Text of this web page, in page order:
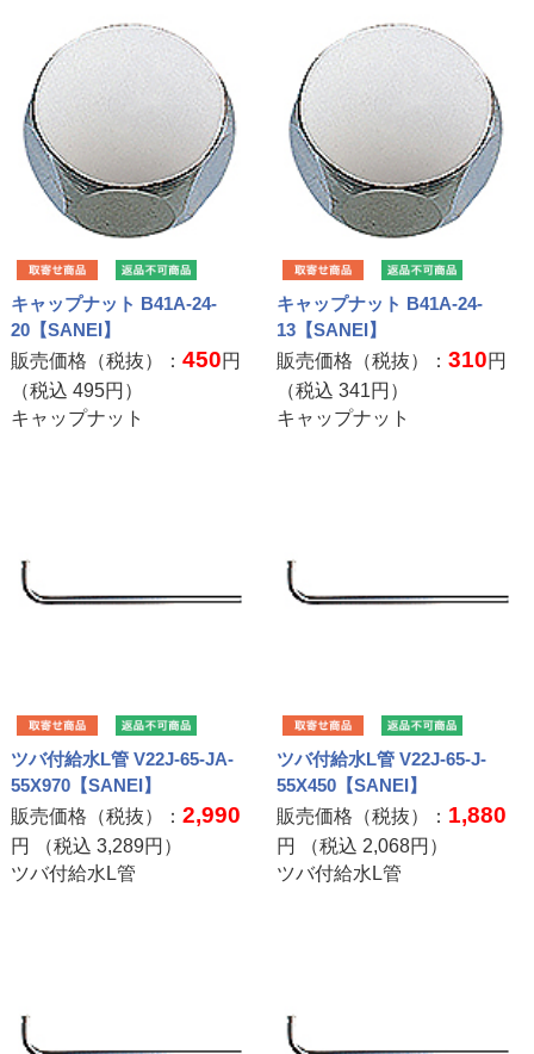
キャップナット B41A-24-
20【SANEI】
販売価格（税抜）： 450円
（税込 495円）
キャップナット
キャップナット B41A-24-
13【SANEI】
販売価格（税抜）：310円
（税込341円）
キャップナット
ツバ付給水L管 V22J-65-JA-
55X970【SANEI】
販売価格（税抜）： 2,990
円 （税込 3,289円）
ツバ付給水L管
ツバ付給水L管 V22J-65-J-
55X450【SANEI】
販売価格（税抜）： 1,880
円 （税込 2,068円）
ツバ付給水L管